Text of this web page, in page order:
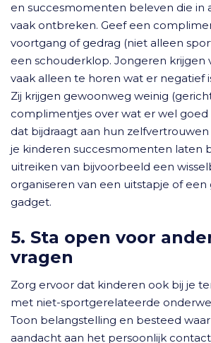
en succesmomenten beleven die in
vaak ontbreken. Geef een
voortgang of gedrag (niet alleen
een schouderklop. Jongeren krijgen
vaak alleen te horen wat er negatief
Zij krijgen gewoonweg weinig
complimentjes over wat er wel goed
dat bijdraagt aan hun
je kinderen succesmomenten laten
uitreiken van bijvoorbeeld een
organiseren van een uitstapje of een
gadget.
5. Sta open voor
vragen
Zorg ervoor dat kinderen ook bij je
met niet-sportgerelateerde
Toon belangstelling en besteed
aandacht aan het persoonlijk